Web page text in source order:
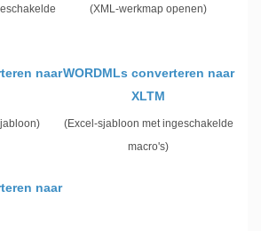
(XML-werkmap openen)
naarWORDMLs converteren naar
XLTM
(Excel-sjabloon met ingeschakelde
macro's)
naar